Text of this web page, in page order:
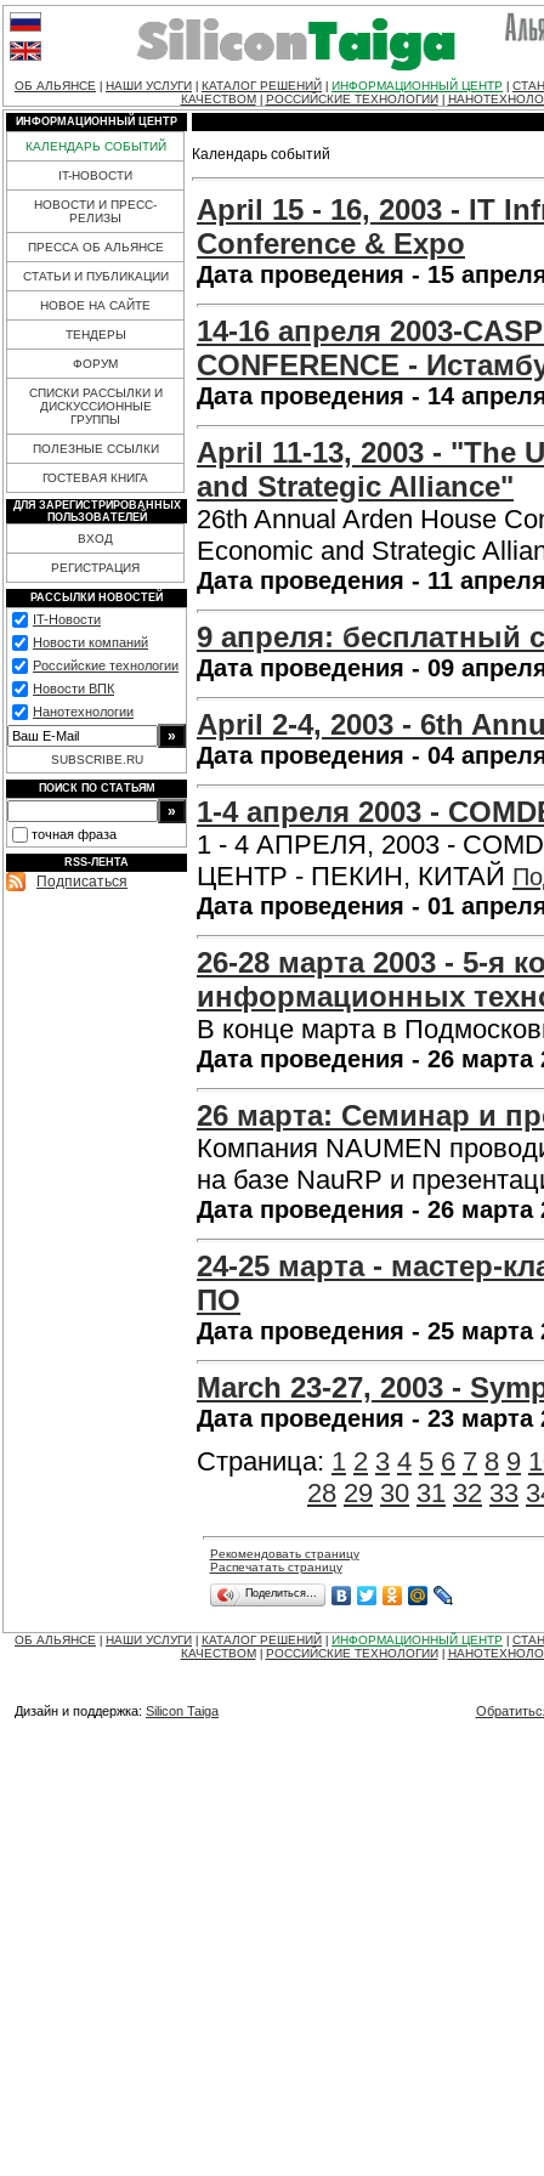
ОБ АЛЬЯНСЕ НАШИ УСЛУГИ КАТАЛОГ РЕШЕНИЙ ИНФОРМАЦИОННЫЙ ЦЕНТР
КАЧЕСТВОМ
РОССИЙСКИЕ ТЕХНОЛОГИИ
ИНФОРМАЦИОННЫЙ ЦЕНТР
КАЛЕНДАРЬ СОБЫТИЙ
IT-НОВОСТИ
НОВОСТИ И ПРЕСС-
РЕЛИЗЫ
ПРЕССА ОБ АЛЬЯНСЕ
СТАТЬИ И ПУБЛИКАЦИИ
НОВОЕ НА САЙТЕ
ТЕНДЕРЫ
ФОРУМ
СПИСКИ РАССЫЛКИ И
ДИСКУССИОННЫЕ
ГРУППЫ
ПОЛЕЗНЫЕ ССЫЛКИ
ГОСТЕВАЯ КНИГА
ДЛЯ ЗАРЕГИСТРИРОВАННЫХ
ПОЛЬЗОВАТЕЛЕЙ
ВХОД
РЕГИСТРАЦИЯ
РАССЫЛКИ НОВОСТЕЙ
IT-Новости
Новости компаний
Российские технологии
Новости ВПК
Нанотехнологии
SUBSCRIBE.RU
ПОИСК ПО СТАТЬЯМ
точная фраза
RSS-ЛЕНТА
Подписаться
Календарь событий
April 15 - 16, 2003 - IT
Conference & Expo
Дата проведения - 15
14-16 апреля 2003-
CONFERENCE -
Дата проведения - 14
April 11-13, 2003 - "The
and Strategic Alliance"
26th Annual Arden House
Economic and Strategic
Дата проведения - 11
9 апреля: бесплатный
Дата проведения - 09
April 2-4, 2003 - 6th
Дата проведения - 04
1-4 апреля 2003 -
1 - 4 АПРЕЛЯ, 2003 -
ЦЕНТР - ПЕКИН, КИТАЙ
Дата проведения - 01
26-28 марта 2003 - 5-я
информационных
В конце марта в
Дата проведения - 26 марта
26 марта: Семинар и
Компания NAUMEN
на базе NauRP и
Дата проведения - 26 марта
24-25 марта - мастер-
ПО
Дата проведения - 25 марта
March 23-27, 2003 -
Дата проведения - 23 марта
Страница: 1 2 3 4 5 6 7 8 9
28 29 30 31 32 33
Рекомендовать страницу
Распечатать страницу
Поделиться…
ОБ АЛЬЯНСЕ НАШИ УСЛУГИ КАТАЛОГ РЕШЕНИЙ ИНФОРМАЦИОННЫЙ ЦЕНТР
КАЧЕСТВОМ
РОССИЙСКИЕ ТЕХНОЛОГИИ
Дизайн и поддержка: Silicon Taiga